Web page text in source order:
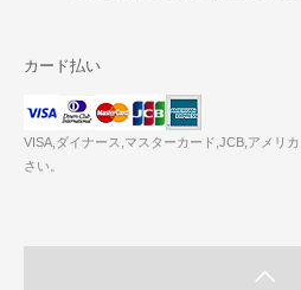
カード払い
VISA,ダイナース,マスターカード,JCB,アメリ
さい。